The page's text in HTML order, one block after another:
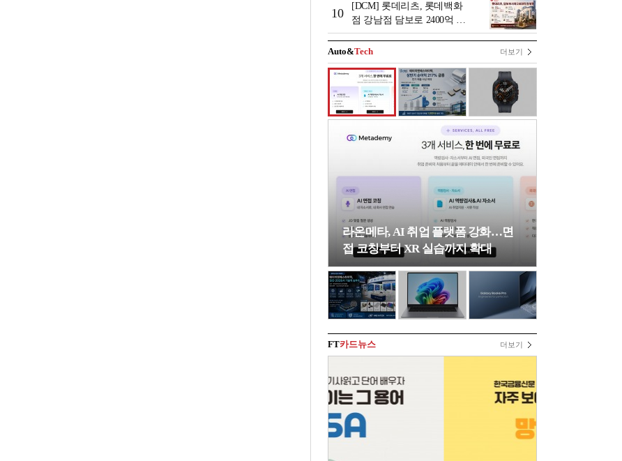
행 금융그룹의 꿈①]
10
[DCM] 롯데리츠, 롯데백화
점 강남점 담보로 2400억 조
달…단기채 차환
Auto&Tech 더보기
라온메타, AI 취업 플랫폼 강화…면
접 코칭부터 XR 실습까지 확대
FT카드뉴스 더보기